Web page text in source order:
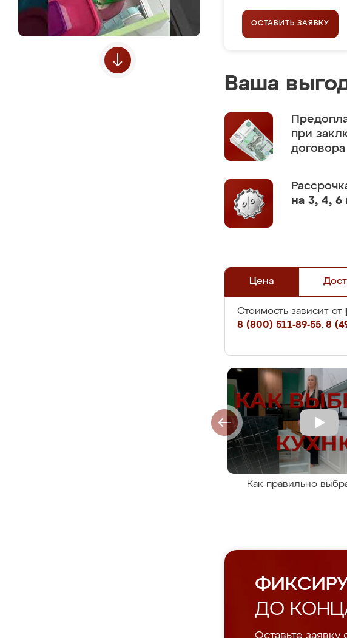
ОСТАВИТЬ ЗАЯВКУ
Ваша
при
договора
на 3, 4, 6
Цена
Стоимость зависит от
8 (800) 511-89-55, 8
Как правильно
ДО
Оставьте заявку